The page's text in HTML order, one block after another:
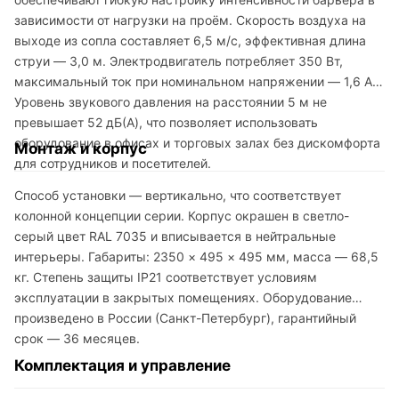
зависимости от нагрузки на проём. Скорость воздуха на
выходе из сопла составляет 6,5 м/с, эффективная длина
струи — 3,0 м. Электродвигатель потребляет 350 Вт,
максимальный ток при номинальном напряжении — 1,6 А.
Уровень звукового давления на расстоянии 5 м не
превышает 52 дБ(A), что позволяет использовать
оборудование в офисах и торговых залах без дискомфорта
для сотрудников и посетителей.
Монтаж и корпус
Способ установки — вертикально, что соответствует
колонной концепции серии. Корпус окрашен в светло-
серый цвет RAL 7035 и вписывается в нейтральные
интерьеры. Габариты: 2350 × 495 × 495 мм, масса — 68,5
кг. Степень защиты IP21 соответствует условиям
эксплуатации в закрытых помещениях. Оборудование
произведено в России (Санкт-Петербург), гарантийный
срок — 36 месяцев.
Комплектация и управление